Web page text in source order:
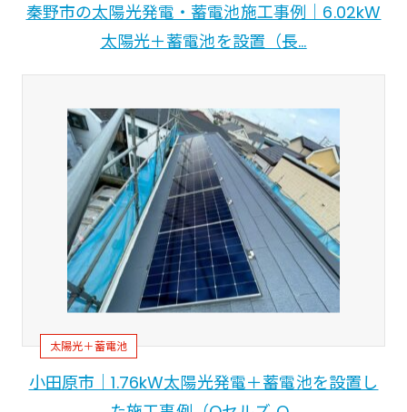
秦野市の太陽光発電・蓄電池施工事例｜6.02kW
太陽光＋蓄電池を設置（長…
太陽光＋蓄電池
小田原市｜1.76kW太陽光発電＋蓄電池を設置し